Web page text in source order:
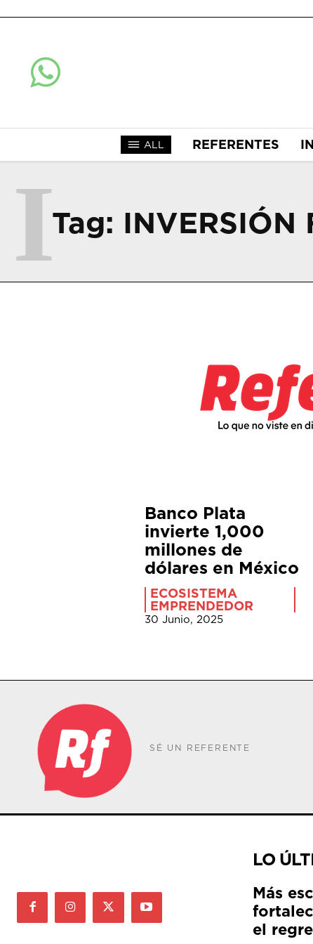
ALL REFERENTES
Tag: INVERSIÓN
I
Banco Plata
invierte 1,000
millones de
dólares en México
ECOSISTEMA
EMPRENDEDOR
30 Junio, 2025
SÉ UN REFERENTE
LO
Más
el